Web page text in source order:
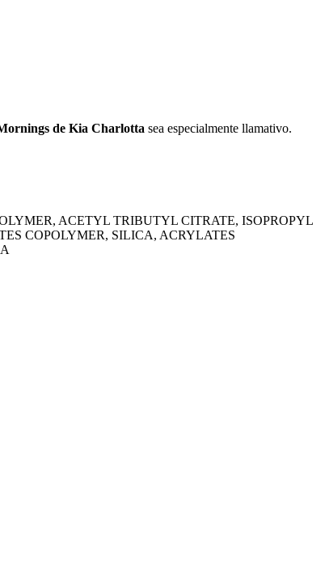
de Kia Charlotta sea especialmente llamativo.
ACETYL TRIBUTYL CITRATE, ISOPROPYL
COPOLYMER, SILICA, ACRYLATES